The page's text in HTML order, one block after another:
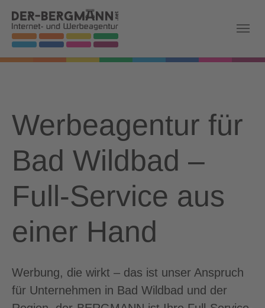
Skip to main navigation
Zum Hauptinhalt springen
Skip to page footer
Werbeagentur für
Bad Wildbad –
Full-Service aus
einer Hand
Werbung, die wirkt – das ist unser Anspruch
für Unternehmen in Bad Wildbad und der